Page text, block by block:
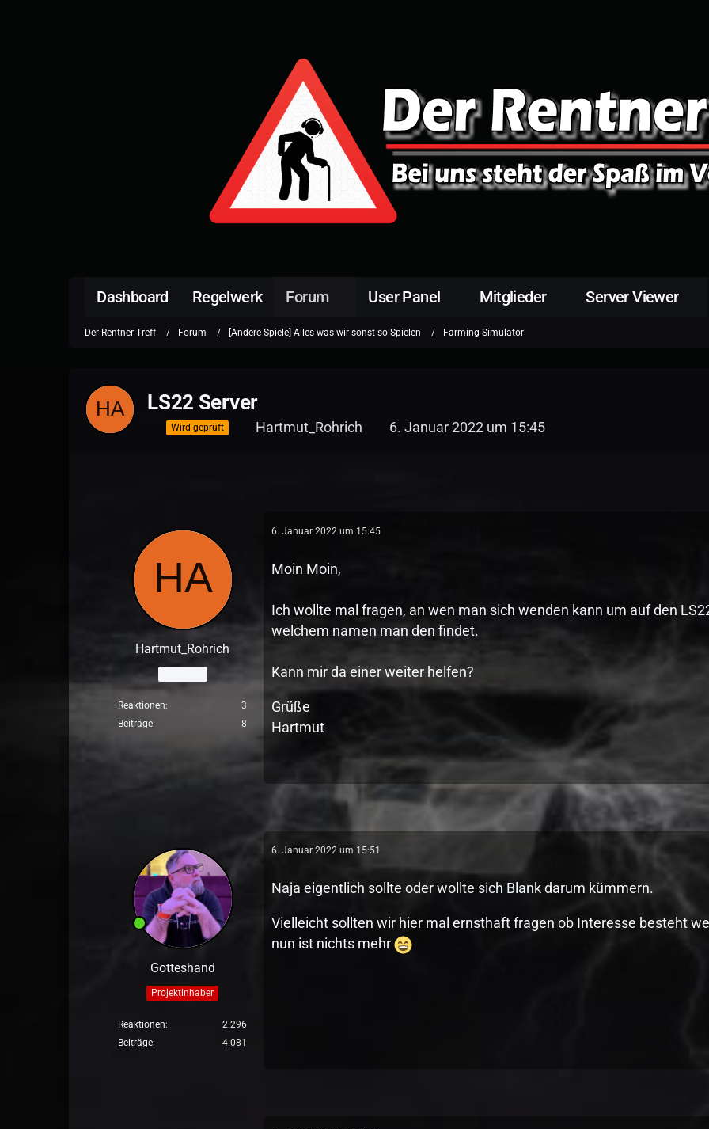
Dashboard Regelwerk Forum User Panel Mitglieder Server Viewer
Der Rentner Treff Forum [Andere Spiele] Alles was wir sonst so Spielen Farming Simulator
LS22 Server
Wird geprüft Hartmut_Rohrich 6. Januar 2022 um 15:45
Hartmut_Rohrich
Reaktionen
3
Beiträge
8
6. Januar 2022 um 15:45
Moin Moin,
Ich wollte mal fragen, an wen man sich wenden kann um auf den
welchem namen man den findet.
Kann mir da einer weiter helfen?
Grüße
Hartmut
Gotteshand
Projektinhaber
Reaktionen
2.296
Beiträge
4.081
6. Januar 2022 um 15:51
Naja eigentlich sollte oder wollte sich Blank darum kümmern.
Vielleicht sollten wir hier mal ernsthaft fragen ob Interesse besteht
nun ist nichts mehr